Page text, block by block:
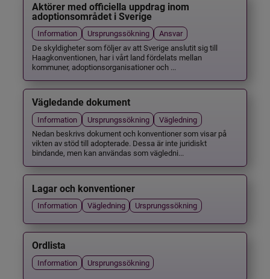
Aktörer med officiella uppdrag inom
adoptionsområdet i Sverige
Information Ursprungssökning
Ansvar
De skyldigheter som följer av att Sverige anslutit sig till
Haagkonventionen, har i vårt land fördelats mellan
kommuner, adoptionsorganisationer och ...
Vägledande dokument
Information Ursprungssökning
Vägledning
Nedan beskrivs dokument och konventioner som visar på
vikten av stöd till adopterade. Dessa är inte juridiskt
bindande, men kan användas som vägledni...
Lagar och konventioner
Information Vägledning Ursprungssökning
Ordlista
Information Ursprungssökning